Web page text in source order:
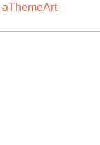
aThemeArt